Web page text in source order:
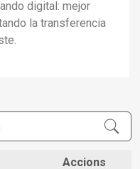
digital: mejor
la transferencia
Accions